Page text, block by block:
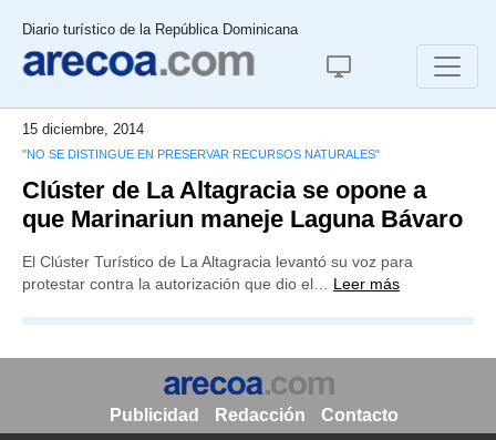
Diario turístico de la República Dominicana
15 diciembre, 2014
"NO SE DISTINGUE EN PRESERVAR RECURSOS NATURALES"
Clúster de La Altagracia se opone a
que Marinariun maneje Laguna Bávaro
El Clúster Turístico de La Altagracia levantó su voz para
protestar contra la autorización que dio el… Leer más
Publicidad Redacción Contacto